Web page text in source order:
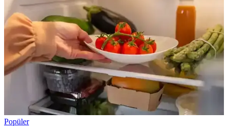
Popüler